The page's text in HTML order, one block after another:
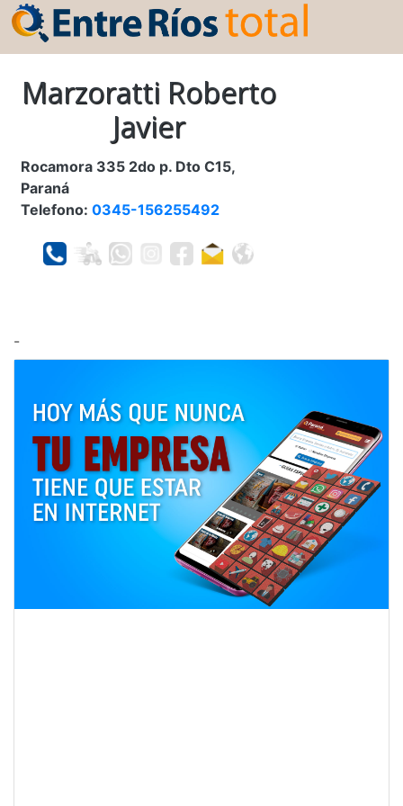
Marzoratti Roberto
Javier
Rocamora 335 2do p. Dto C15,
Paraná
Telefono: 0345-156255492
-